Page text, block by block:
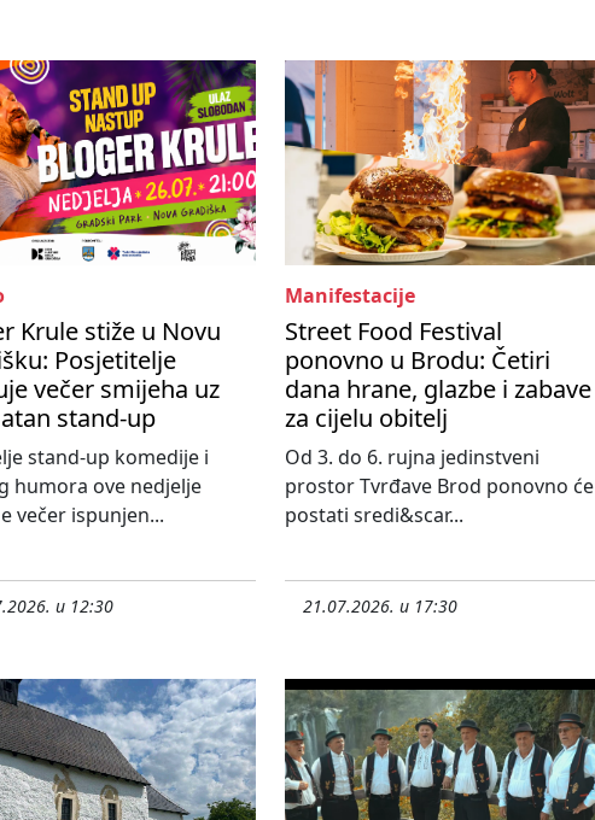
Krule stiže u Novu
Posjetitelje
večer smijeha uz
stand-up
stand-up komedije i
humora ove nedjelje
večer ispunjen...
u 12:30
Manifestacije
Street Food Festival
ponovno u Brodu: Četiri
dana hrane, glazbe i zabave
za cijelu obitelj
Od 3. do 6. rujna jedinstveni
prostor Tvrđave Brod ponovno će
postati sredi&scar...
21.07.2026. u 17:30